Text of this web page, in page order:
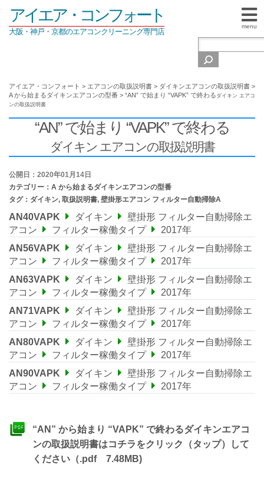
menu
アイエア・コンフォート
大阪・神戸・京都のエアコンクリーニング専門店
アイエア・コンフォート > エアコンの取扱説明書 > ダイキンエアコンの取扱説明書 >
A から始まるダイキンエアコンの型番 > “AN” で始まり “VAPK” で終わる ダイキン エアコ
ンの取扱説明書
“AN” で始まり “VAPK” で終わる
ダイキン エアコンの取扱説明書
公開日：2020年01月14日
カテゴリー： A から始まるダイキンエアコンの型番
タグ： ダイキン, 取扱説明書, 壁掛形エアコン フィルター自動掃除A
AN40VAPK ダイキン
壁掛形 フィルター自動掃除エ
アコン
フィルター稼働タイプ
2017年
AN56VAPK
ダイキン
壁掛形 フィルター自動掃除エ
アコン
フィルター稼働タイプ
2017年
AN63VAPK
ダイキン
壁掛形 フィルター自動掃除エ
アコン
フィルター稼働タイプ
2017年
AN71VAPK
ダイキン
壁掛形 フィルター自動掃除エ
アコン
フィルター稼働タイプ
2017年
AN80VAPK
ダイキン
壁掛形 フィルター自動掃除エ
アコン
フィルター稼働タイプ
2017年
AN90VAPK
ダイキン
壁掛形 フィルター自動掃除エ
アコン
フィルター稼働タイプ 2017年
“AN” から始まり “VAPK” で終わるダイキンエアコ
ンの取扱説明書はコチラをクリック（タップ）して
ください（.pdf 7.48MB)